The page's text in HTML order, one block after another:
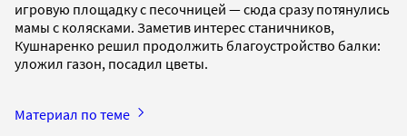
игровую площадку с песочницей — сюда сразу потянулись
мамы с колясками. Заметив интерес станичников,
Кушнаренко решил продолжить благоустройство балки:
уложил газон, посадил цветы.
Материал по теме